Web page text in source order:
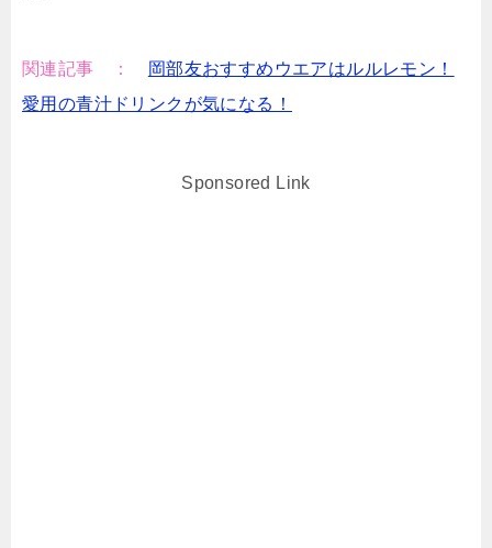
関連記事 ：
岡部友おすすめウエアはルルレモン！
愛用の青汁ドリンクが気になる！
Sponsored Link